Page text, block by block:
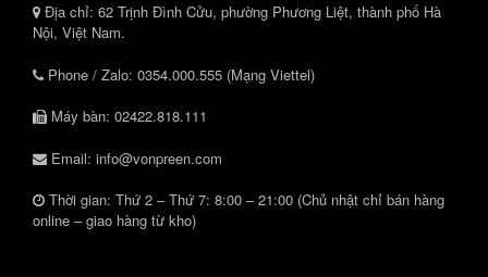
Địa chỉ: 62 Trịnh Đình Cửu, phường Phương Liệt, thành phố Hà
Nội, Việt Nam.
Phone / Zalo: 0354.000.555 (Mạng Viettel)
Máy bàn: 02422.818.111
Email: info@vonpreen.com
Thời gian: Thứ 2 – Thứ 7: 8:00 – 21:00 (Chủ nhật chỉ bán hàng
online – giao hàng từ kho)